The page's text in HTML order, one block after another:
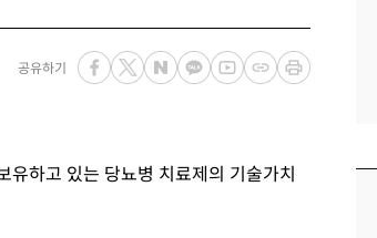
공유하기
하고 있는 당뇨병 치료제의 기술가치